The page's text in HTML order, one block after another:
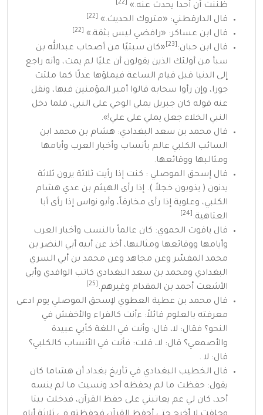
ظننت أن أحدا يحدث عنه.»
قال الدارقطني:
«متروك الحديث.»
قال ابن عساكر:
«رافضي ليس بثقة.»
قال ابن حبان:
«كان سبئيًا من أصحاب عبدالله بن
سبأ من أولئك الذين يقولون أن عليًا لم يمت، وأنه راجع
إلى الدنيا قبل قيام الساعة فيملؤها عدلًا كما ملئت
جورا، وإن رأوا سحابة قالوا أمير المؤمنين فيها، ونقل
عنه قوله كان جبريل يملي الوحي على النبي، فلما دخل
النبي الخلاء جعل يملي على علي!»
.
قال محمد بن سعد البغدادي: هشام بن محمد ابن
السائب الكلبي عالم بأنساب وأخبار العرب وأيامها
ومثالبها ووقائعها.
قال إسحق الموصلي : كنت إذا رأيت ثلاثة يرون ثلاثة
يدنون ( يذوبون خجلاً ). إذا رأى الهيثم بن عدي هشام
الكلبي، وعلوية إذا رأى مخارقاً، وأبو نواس إذا رأى أبا
العتاهية.
قال ياقوت الحموي: كان عالماً بالنسب وأخبار العرب
وأيامها ووقائعها ومثالبها، أخذ عن أبيه أبي النضر بن
محمد المفسّر وعن مجاهد وعن محمد بن أبي السري
البغدادي ومحمد بن سعد البغدادي كاتب الواقدي وأبي
الأشعث أحمد بن المقدام وغيرهم.
قال محمد بن عطية العطوي لإسحق الموصلي يوم ادعى
معرفته بالعلوم قائلاً: ءأنت كالفراء والأخفش في
النحو؟ فقال: لا، قال: وأنت في اللغة كأبي عبيدة
والأصمعي؟ قال: لا، قلت: فأنت في الأنساب كالكلبي؟
قال: لا .
قال الخطيب البغدادي في تأريخ بغداد أن هشاما كان
يقول: حفظت ما لم يحفظه أحد ونسيت ما لم ينسه
أحد، كان لي عم يعاتبني على حفظ القرآن، فدخلت بيتا